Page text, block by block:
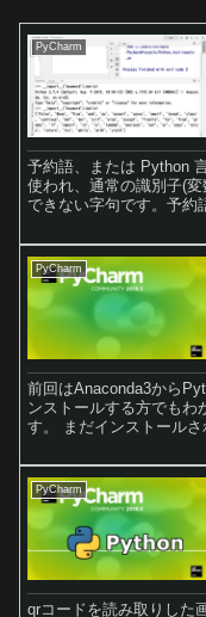
PyCharm
予約語、または Python
使われ、通常の識別子(
できない字句です。予約
です。その一覧と
PyCharm
前回はAnaconda3から
ンストールする方でもわ
す。 まだインストール
PythonのIDE Pycharm
PyCharm
qrコードを読み取りした